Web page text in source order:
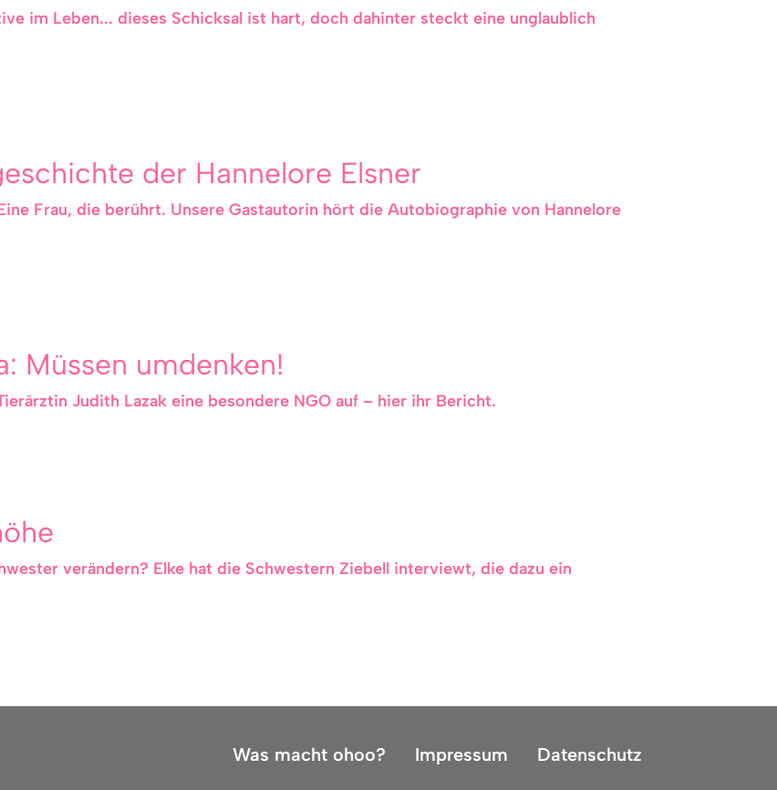
im Leben... dieses Schicksal ist hart, doch dahinter steckt eine unglaublich
der Hannelore Elsner
Frau, die berührt. Unsere Gastautorin hört die Autobiographie von Hannelore
Müssen umdenken!
Judith Lazak eine besondere NGO auf – hier ihr Bericht.
verändern? Elke hat die Schwestern Ziebell interviewt, die dazu ein
Was macht ohoo? Impressum Datenschutz